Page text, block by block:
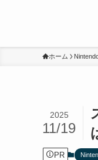
ホーム
2025
11/19
PR